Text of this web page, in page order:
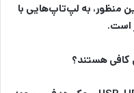
منظور، به لپ‌تاپ‌هایی با
است.